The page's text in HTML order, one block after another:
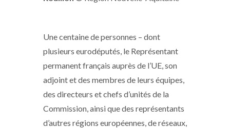
Une centaine de personnes – dont
plusieurs eurodéputés, le Représentant
permanent français auprès de l’UE, son
adjoint et des membres de leurs équipes,
des directeurs et chefs d’unités de la
Commission, ainsi que des représentants
d’autres régions européennes, de réseaux,